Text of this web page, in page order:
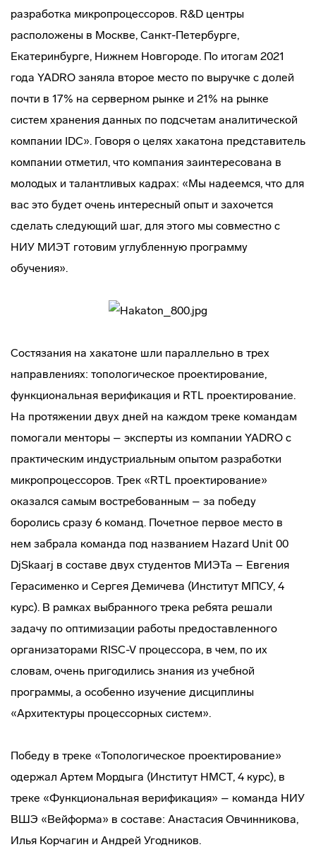
разработка микропроцессоров. R&D центры
расположены в Москве, Санкт-Петербурге,
Екатеринбурге, Нижнем Новгороде. По итогам 2021
года YADRO заняла второе место по выручке с долей
почти в 17% на серверном рынке и 21% на рынке
систем хранения данных по подсчетам аналитической
компании IDC». Говоря о целях хакатона представитель
компании отметил, что компания заинтересована в
молодых и талантливых кадрах: «Мы надеемся, что для
вас это будет очень интересный опыт и захочется
сделать следующий шаг, для этого мы совместно с
НИУ МИЭТ готовим углубленную программу
обучения».
Состязания на хакатоне шли параллельно в трех
направлениях: топологическое проектирование,
функциональная верификация и RTL проектирование.
На протяжении двух дней на каждом треке командам
помогали менторы – эксперты из компании YADRO с
практическим индустриальным опытом разработки
микропроцессоров. Трек «RTL проектирование»
оказался самым востребованным – за победу
боролись сразу 6 команд. Почетное первое место в
нем забрала команда под названием Hazard Unit 00
DjSkaarj в составе двух студентов МИЭТа – Евгения
Герасименко и Сергея Демичева (Институт МПСУ, 4
курс). В рамках выбранного трека ребята решали
задачу по оптимизации работы предоставленного
организаторами RISC-V процессора, в чем, по их
словам, очень пригодились знания из учебной
программы, а особенно изучение дисциплины
«Архитектуры процессорных систем».
Победу в треке «Топологическое проектирование»
одержал Артем Мордыга (Институт НМСТ, 4 курс), в
треке «Функциональная верификация» – команда НИУ
ВШЭ «Вейформа» в составе: Анастасия Овчинникова,
Илья Корчагин и Андрей Угодников.